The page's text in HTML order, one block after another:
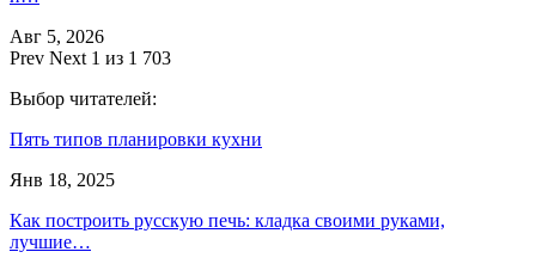
Авг 5, 2026
Prev Next 1 из 1 703
Выбор читателей:
Пять типов планировки кухни
Янв 18, 2025
Как построить русскую печь: кладка своими руками,
лучшие…